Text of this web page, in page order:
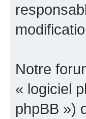
Notre
« logiciel
phpBB »)